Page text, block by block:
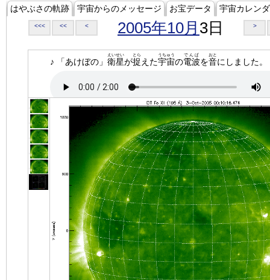
はやぶさの軌跡 宇宙からのメッセージ お宝データ 宇宙カレン
<<< << < 2005年10月 3日 >
♪ 「あけぼの」 衛星
えいせい
が捉
とら
えた宇宙
うちゅう
の電波
でんぱ
を音
おと
にしました。